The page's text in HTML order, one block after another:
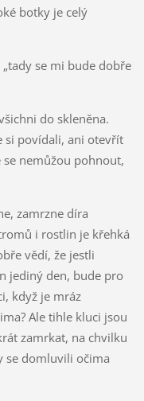
botky je celý
„tady se mi bude dobře
do skleněna.
si povídali, ani otevřít
nemůžou pohnout,
zamrzne díra
i rostlin je křehká
vědí, že jestli
jediný den, bude pro
když je mráz
Ale tihle kluci jsou
zamrkat, na chvilku
se domluvili očima